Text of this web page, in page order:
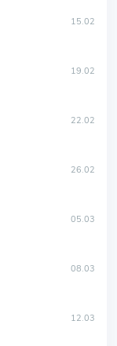
15.02
19.02
22.02
26.02
05.03
08.03
12.03